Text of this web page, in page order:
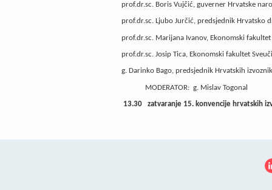
prof.dr.sc. Boris Vujčić, guverner Hrvatske
prof.dr.sc. Ljubo Jurčić, predsjednik Hrvatsko
prof.dr.sc. Marijana Ivanov, Ekonomski
prof.dr.sc. Josip Tica, Ekonomski fakultet
g. Darinko Bago, predsjednik Hrvatskih
MODERATOR: g. Mislav Togonal
13.30 zatvaranje 15. konvencije hrvatskih